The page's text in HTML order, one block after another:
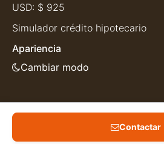
Contactar
USD: $ 925
Simulador crédito hipotecario
Apariencia
Cambiar modo